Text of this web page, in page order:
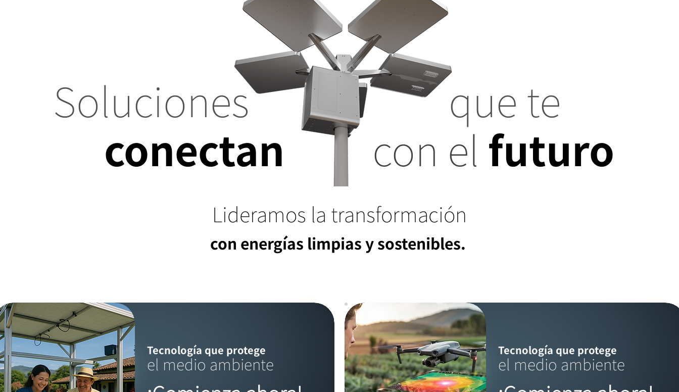
conectan
Soluciones
con el futuro
que te
Lideramos la transformación
con energías limpias y sostenibles.
Tecnología que protege
el medio ambiente
Tecnología que protege
el medio ambiente